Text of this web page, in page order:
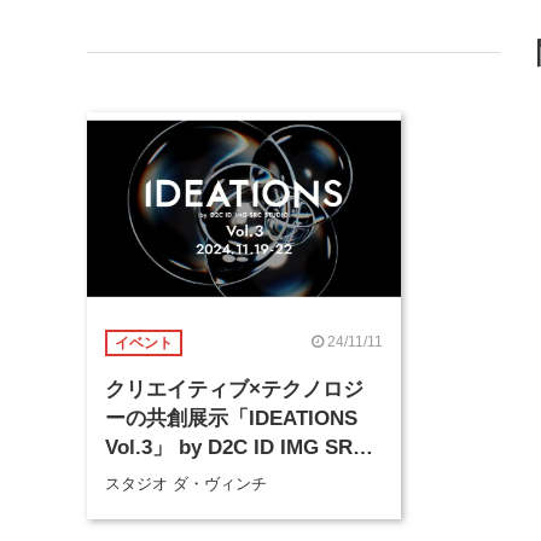
イベント 24/11/11
クリエイティブ×テクノロジ
ーの共創展示「IDEATIONS
Vol.3」 by D2C ID IMG SRC
STUDIO
スタジオ ダ・ヴィンチ